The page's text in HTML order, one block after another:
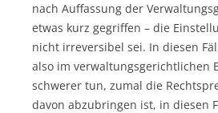
nach Auffassung der
etwas kurz gegriffen – die
nicht irreversibel sei. In diesen
also im verwaltungsgerichtlichen
schwerer tun, zumal die
davon abzubringen ist, in diesen